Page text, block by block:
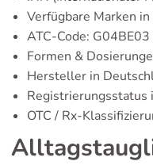
Verfügbare Marken
ATC-Code: G04BE03
Formen &
Hersteller in
Registrierungsstatus
OTC / Rx-